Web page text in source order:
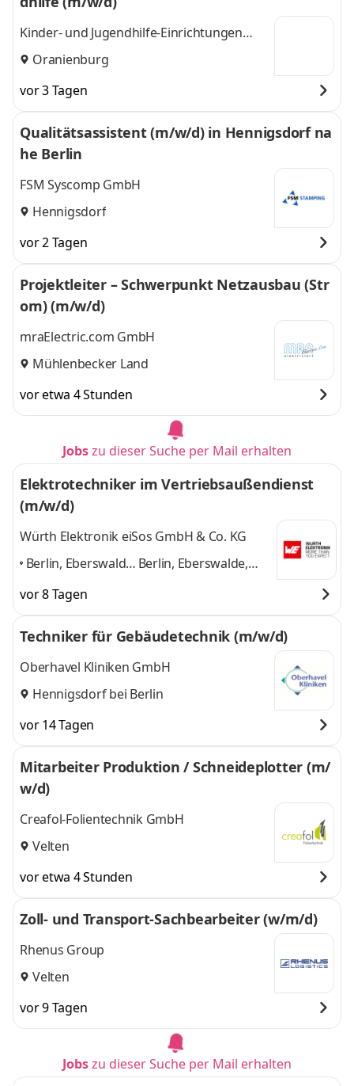
Kinder- und Jugendhilfe-Einrichtungen
Jochen Sprenger GmbH
Oranienburg
vor 3 Tagen
Qualitätsassistent (m/w/d) in Hennigsdorf na
he Berlin
FSM Syscomp GmbH
Hennigsdorf
vor 2 Tagen
Projektleiter – Schwerpunkt Netzausbau (Str
om) (m/w/d)
mraElectric.com GmbH
Mühlenbecker Land
vor etwa 4 Stunden
Jobszu dieser Suche per Mail erhalten
Elektrotechniker im Vertriebsaußendienst
(m/w/d)
Würth Elektronik eiSos GmbH & Co. KG
Berlin, Eberswalde,
Oranienburg,
Potsdam,
Berlin, Eberswalde,
und 2 weitere
vor 8 Tagen
Techniker für Gebäudetechnik (m/w/d)
Oberhavel Kliniken GmbH
Hennigsdorf bei Berlin
vor 14 Tagen
Mitarbeiter Produktion / Schneideplotter (m/
w/d)
Creafol-Folientechnik GmbH
Velten
vor etwa 4 Stunden
Zoll- und Transport-Sachbearbeiter (w/m/d)
Rhenus Group
Velten
vor 9 Tagen
Jobszu dieser Suche per Mail erhalten